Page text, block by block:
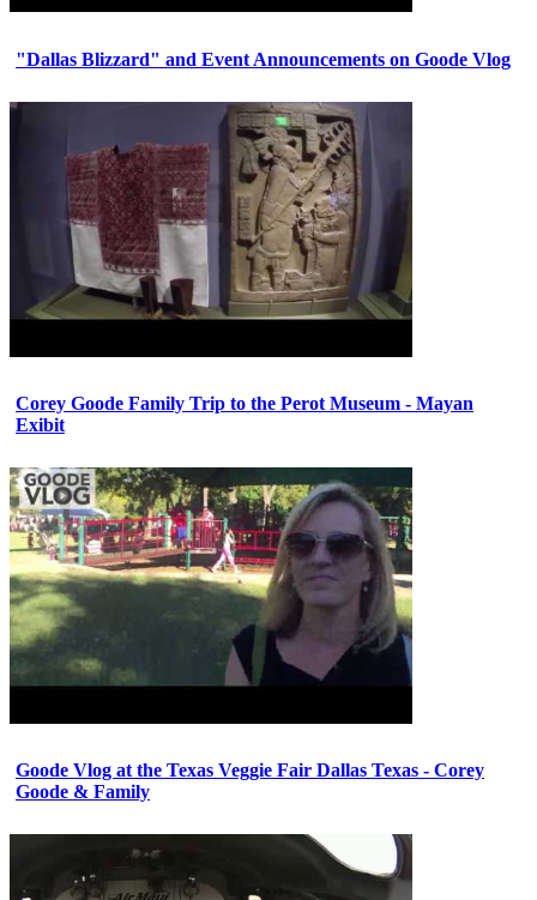
"Dallas Blizzard" and Event Announcements on Goode Vlog
Corey Goode Family Trip to the Perot Museum - Mayan
Exibit
Goode Vlog at the Texas Veggie Fair Dallas Texas - Corey
Goode & Family